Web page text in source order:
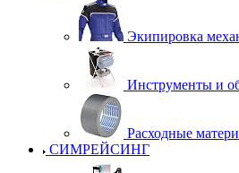
Экипировка
Инструменты и
Расходные
СИМРЕЙСИНГ